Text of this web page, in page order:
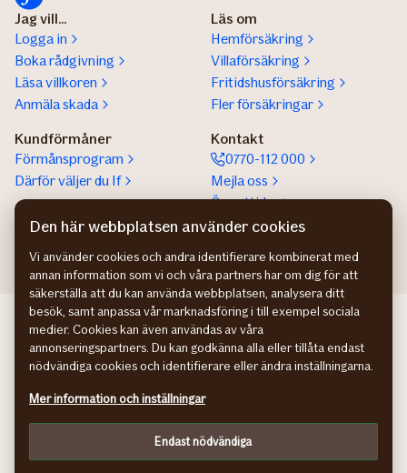
Jag vill...
Logga in
Boka rådgivning
Läsa villkoren
Anmäla skada
Läs om
Hemförsäkring
Villaförsäkring
Fritidshusförsäkring
Fler försäkringar
Kundförmåner
Förmånsprogram
Därför väljer du If
Kontakt
0770-112 000
Mejla oss
Öppettider
Om du inte är nöjd
If Skadeforsikring NO
If Skadeforsikring DK
If Vahinkovakuutus FI
Information om tillgänglighet
Cookies
Kundomdömen
Den här webbplatsen använder cookies
Vi använder cookies och andra identifierare kombinerat med
annan information som vi och våra partners har om dig för att
säkerställa att du kan använda webbplatsen, analysera ditt
besök, samt anpassa vår marknadsföring i till exempel sociala
medier. Cookies kan även användas av våra
annonseringspartners. Du kan godkänna alla eller tillåta endast
nödvändiga cookies och identifierare eller ändra inställningarna.
Mer information och inställningar
Endast nödvändiga